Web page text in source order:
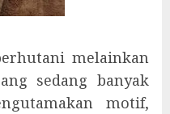
melainkan
sedang banyak
motif,